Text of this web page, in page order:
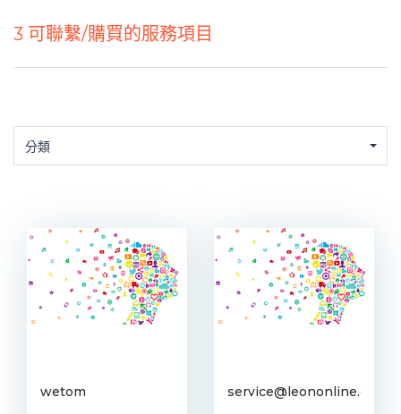
3 可聯繫/購買的服務項目
分類
wetom